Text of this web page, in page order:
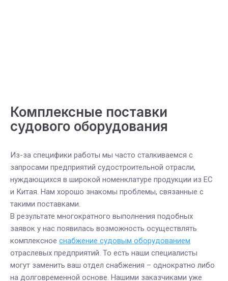
Комплексные поставки
судового оборудования
Из-за специфики работы мы часто сталкиваемся с
запросами предприятий судостроительной отрасли,
нуждающихся в широкой номенклатуре продукции из ЕС
и Китая. Нам хорошо знакомы проблемы, связанные с
такими поставками.
В результате многократного выполнения подобных
заявок у нас появилась возможность осуществлять
комплексное снабжение судовым оборудованием
отраслевых предприятий. То есть наши специалисты
могут заменить ваш отдел снабжения – однократно либо
на долговременной основе. Нашими заказчиками уже